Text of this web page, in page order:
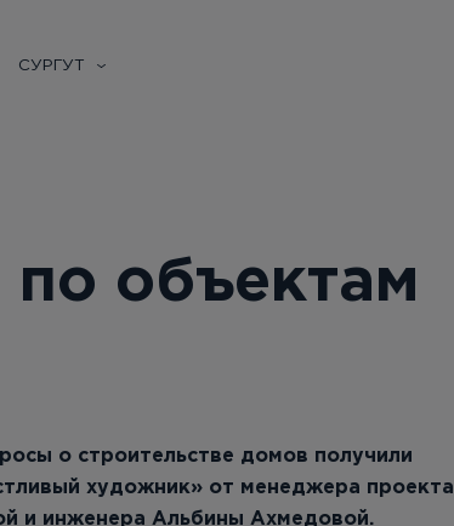
СУРГУТ
по объектам
о строительстве домов получили
художник» от менеджера проекта
и инженера Альбины Ахмедовой.